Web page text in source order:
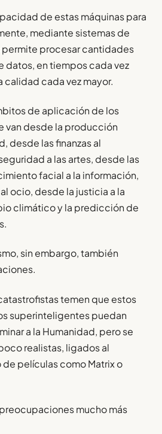
de estas máquinas para
mediante sistemas de
permite procesar cantidades
datos, en tiempos cada vez
calidad cada vez mayor.
de aplicación de los
van desde la producción
desde las finanzas al
a las artes, desde las
facial a la información,
ocio, desde la justicia a la
climático y la predicción de
sin embargo, también
temen que estos
superinteligentes puedan
a la Humanidad, pero se
realistas, ligados al
películas como Matrix o
mucho más